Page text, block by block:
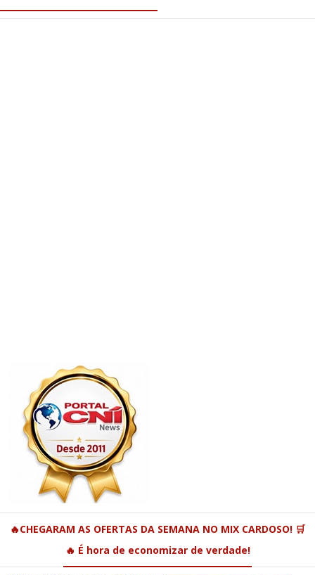
🔥CHEGARAM AS OFERTAS DA SEMANA NO MIX CARDOSO! 🛒
🔥 É hora de economizar de verdade!